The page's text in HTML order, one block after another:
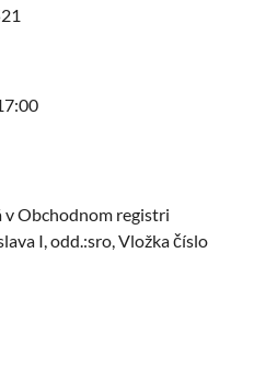
v Obchodnom registri
I, odd.:sro, Vložka číslo